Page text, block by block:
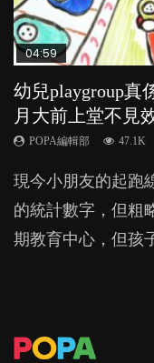
04:59
幼兒playgroup真
月大前上堂不見
POPA編輯部 47.1K
現今小朋友的起跑
的統計數字，但粗
期教育中心，但孩
03:39
幼稚園遊戲課 如
與懲罰？
POPA編輯部 33.1K
由美國學者所創的
戲方式學習，學術
友優勝，到底這課
03:02
老公患產後憂鬱
POPA編輯部 15.9K
鬱，影響日常生活
朋友的念頭。但為
覺？...
04:06
全職好？在職好
力與價值
POPA編輯部 25.8K
許多媽媽心底可能
是在職好。雖說每
因素，但原來全職
03:41
BB口腔期乜都放
POPA編輯部 25.5K
成吮手指的習慣，
他們放東西入口，